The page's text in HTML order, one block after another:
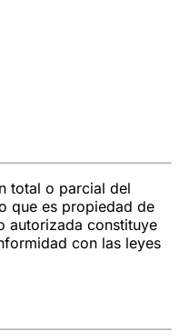
total o parcial del
que es propiedad de
autorizada constituye
con las leyes